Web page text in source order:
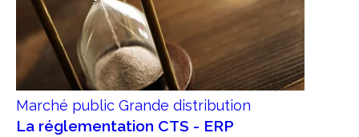
Marché public Grande distribution
La réglementation CTS - ERP